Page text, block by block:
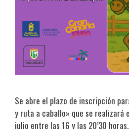
Se abre el plazo de inscripción
y ruta a caballo» que se realizará
julio entre las 16 y las 20’30